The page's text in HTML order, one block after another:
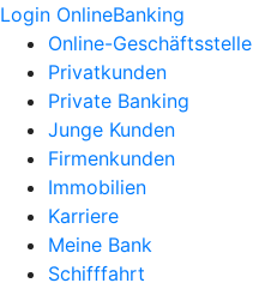
Login OnlineBanking
Online-Geschäftsstelle
Privatkunden
Private Banking
Junge Kunden
Firmenkunden
Immobilien
Karriere
Meine Bank
Schifffahrt